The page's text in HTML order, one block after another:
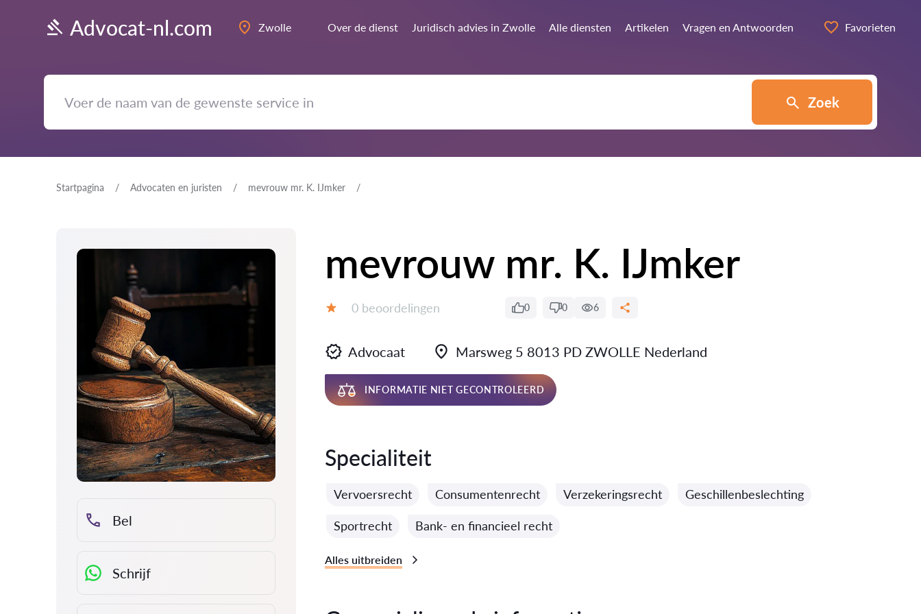
Advocat-nl.com Zwolle Over de dienst Juridisch advies in Zwolle Alle diensten Artikelen Vragen en Antwoorden Favorieten
Zoek
Startpagina Advocaten en juristen mevrouw mr. K. IJmker
Bel
Schrijf
mevrouw mr. K. IJmker
Getuigenissen:
0 beoordelingen 0 0 6
Advocaat Marsweg 5 8013 PD ZWOLLE Nederland
INFORMATIE NIET GECONTROLEERD
Specialiteit
Vervoersrecht Consumentenrecht Verzekeringsrecht Geschillenbeslechting
Sportrecht Bank- en financieel recht
Alles uitbreiden